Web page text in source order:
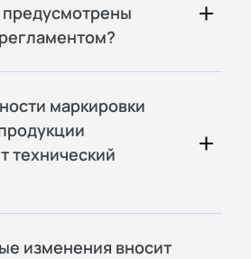
предусмотрены
маркировки
технический
изменения вносит